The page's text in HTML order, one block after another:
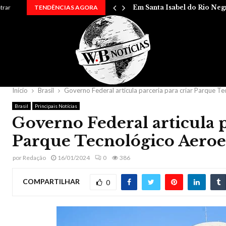
TENDÊNCIAS AGORA Em Santa Isabel do Rio
Início Brasil Governo Federal articula parceria para criar Parque
Brasil Principais Notícias
Governo Federal articula
Parque Tecnológico
por Redação 16/01/2024 0 386
COMPARTILHAR 0